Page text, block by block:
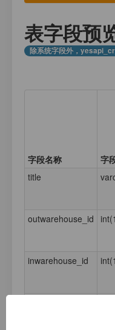
应用集合数据
业务日志
表字段预
除系统字段外，
字段名称 字
title
outwarehouse_id
inwarehouse_id